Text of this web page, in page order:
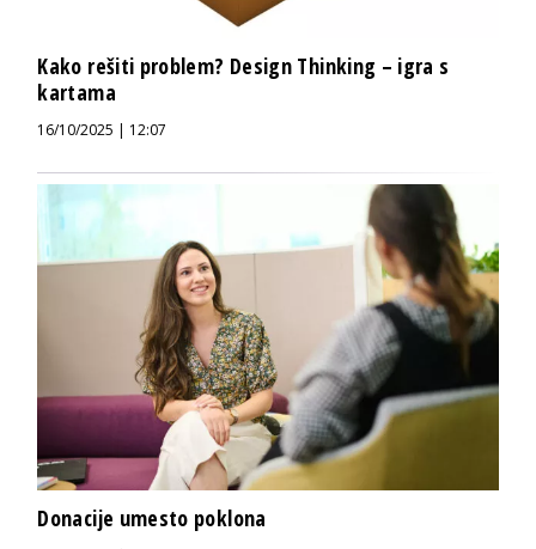
Kako rešiti problem? Design Thinking – igra s
kartama
16/10/2025 | 12:07
Donacije umesto poklona